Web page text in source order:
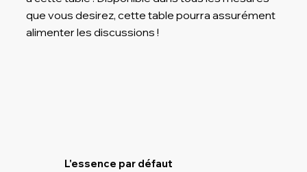
que vous desirez, cette table pourra assurément
alimenter les discussions !
L'essence par défaut